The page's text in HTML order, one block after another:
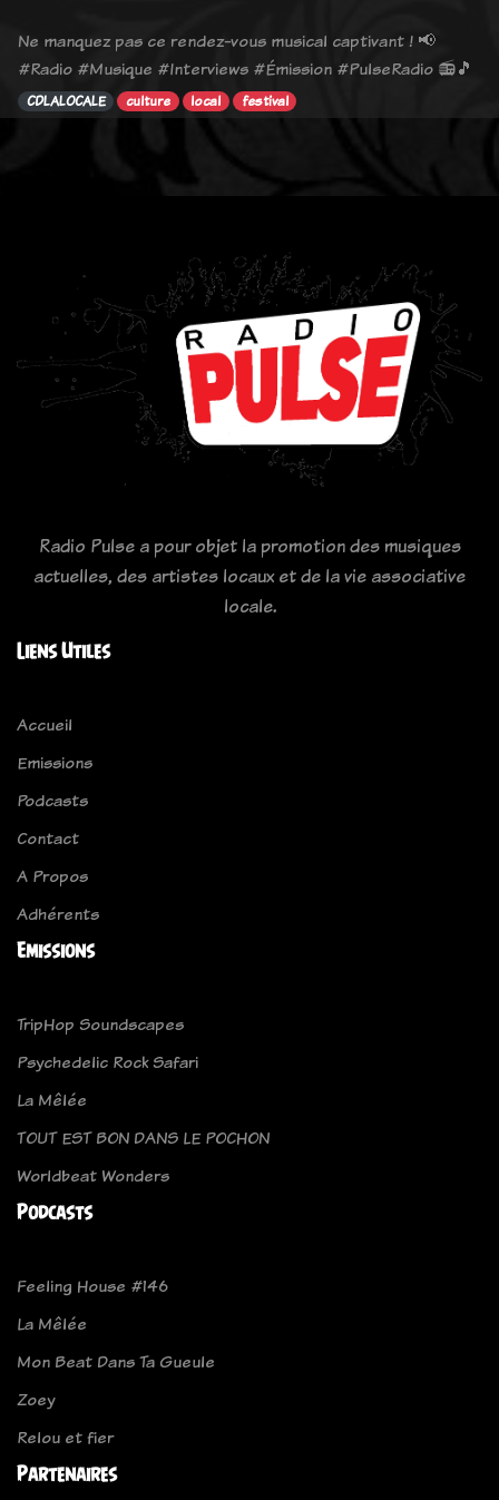
Ne manquez pas ce rendez-vous musical captivant ! 📢
#Radio #Musique #Interviews #Émission #PulseRadio 📻🎵
CDLALOCALE culture local festival
Radio Pulse a pour objet la promotion des musiques
actuelles, des artistes locaux et de la vie associative
locale.
Liens Utiles
Accueil
Emissions
Podcasts
Contact
A Propos
Adhérents
Emissions
TripHop Soundscapes
Psychedelic Rock Safari
La Mêlée
TOUT EST BON DANS LE POCHON
Worldbeat Wonders
Podcasts
Feeling House #146
La Mêlée
Mon Beat Dans Ta Gueule
Zoey
Relou et fier
Partenaires